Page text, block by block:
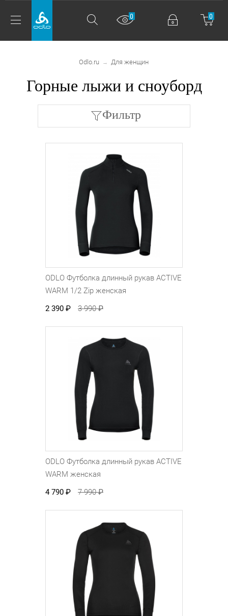
0
0
Odlo.ru → Для женщин
Горные лыжи и сноуборд
Фильтр
ODLO Футболка длинный рукав ACTIVE
WARM 1/2 Zip женская
2 390 ₽ 3 990₽
ODLO Футболка длинный рукав ACTIVE
WARM женская
4 790 ₽ 7 990₽